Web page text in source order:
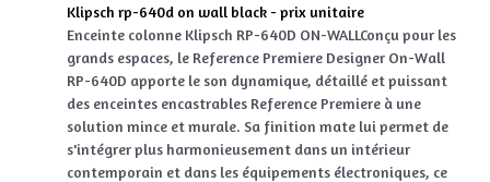
Klipsch rp-640d on wall black - prix unitaire
Enceinte colonne Klipsch RP-640D ON-WALLConçu pour les
grands espaces, le Reference Premiere Designer On-Wall
RP-640D apporte le son dynamique, détaillé et puissant
des enceintes encastrables Reference Premiere à une
solution mince et murale. Sa finition mate lui permet de
s'intégrer plus harmonieusement dans un intérieur
contemporain et dans les équipements électroniques, ce